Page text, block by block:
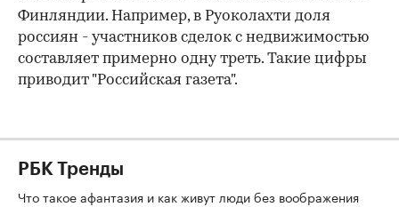
Финляндии. Например, в Руоколахти доля
россиян - участников сделок с недвижимостью
составляет примерно одну треть. Такие цифры
приводит "Российская газета".
РБК Тренды
Что такое афантазия и как живут люди без воображения